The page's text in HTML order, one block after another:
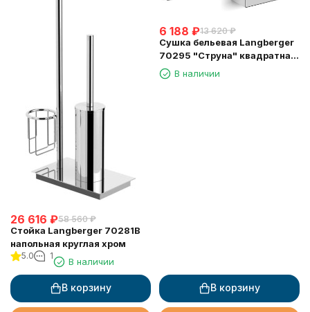
26 616 ₽58 560 ₽
Стойка Langberger 70281B
напольная круглая хром
5.0 1
В наличии
В корзину
6 188 ₽13 620 ₽
Сушка бельевая Langberger
70295 "Струна" квадратная
длина 2,5м.
В наличии
В корзину